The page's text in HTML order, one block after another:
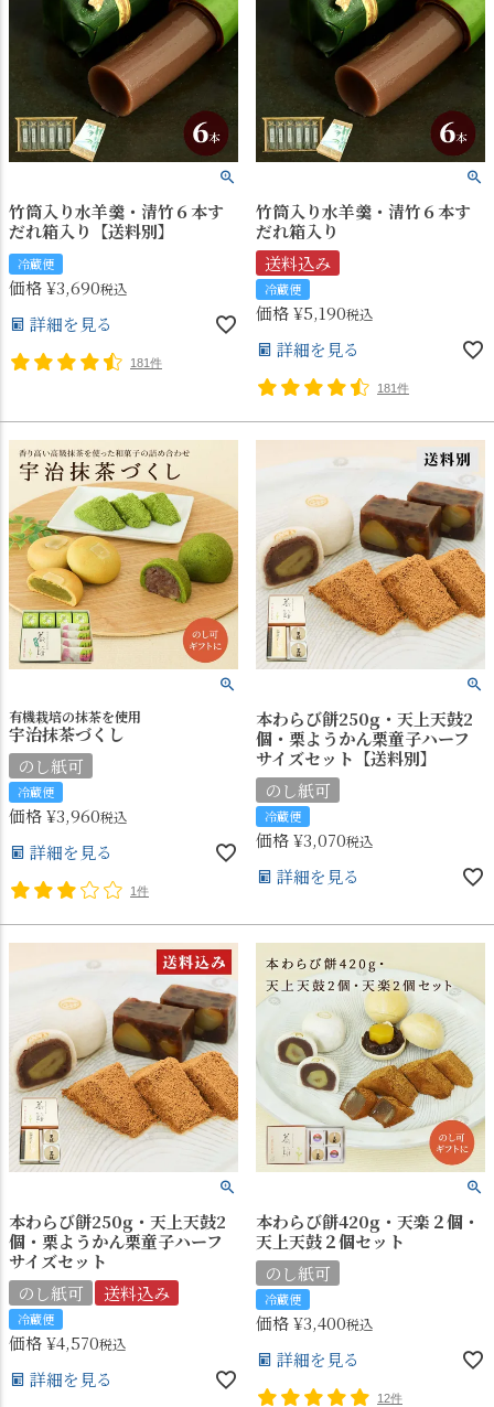
竹筒入り水羊羹・清竹６本す
だれ箱入り【送料別】
冷蔵便
価格¥3,690税込
詳細を見る
181件
竹筒入り水羊羹・清竹６本す
だれ箱入り
送料込み
冷蔵便
価格¥5,190税込
詳細を見る
181件
有機栽培の抹茶を使用
宇治抹茶づくし
のし紙可
冷蔵便
価格¥3,960税込
詳細を見る
1件
本わらび餅250g・天上天鼓2
個・栗ようかん栗童子ハーフ
サイズセット【送料別】
のし紙可
冷蔵便
価格¥3,070税込
詳細を見る
本わらび餅250g・天上天鼓2
個・栗ようかん栗童子ハーフ
サイズセット
のし紙可
送料込み
冷蔵便
価格¥4,570税込
詳細を見る
本わらび餅420g・天楽２個・
天上天鼓２個セット
のし紙可
冷蔵便
価格¥3,400税込
詳細を見る
12件